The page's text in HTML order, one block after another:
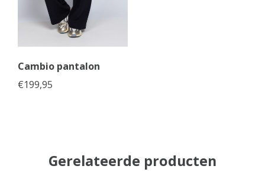
Cambio pantalon
€199,95
Gerelateerde producten